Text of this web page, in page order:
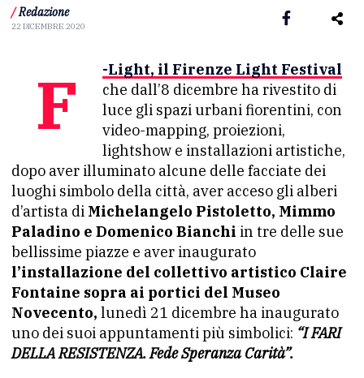
/ Redazione
22 DICEMBRE 2020
F-Light, il Firenze Light Festival
che dall’8 dicembre ha rivestito di
luce gli spazi urbani fiorentini, con
video-mapping, proiezioni,
lightshow e installazioni artistiche,
dopo aver illuminato alcune delle facciate dei
luoghi simbolo della città, aver acceso gli alberi
d’artista di Michelangelo Pistoletto, Mimmo
Paladino e Domenico Bianchi in tre delle sue
bellissime piazze e aver inaugurato
l’installazione del collettivo artistico Claire
Fontaine sopra ai portici del Museo
Novecento, lunedì 21 dicembre ha inaugurato
uno dei suoi appuntamenti più simbolici: “I FARI
DELLA RESISTENZA. Fede Speranza Carità”.